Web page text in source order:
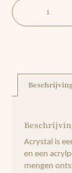
Acrystal is
en een
mengen